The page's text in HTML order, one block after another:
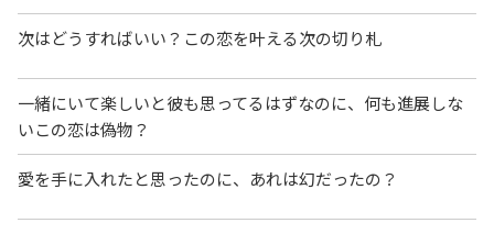
次はどうすればいい？この恋を叶える次の切り札
一緒にいて楽しいと彼も思ってるはずなのに、何も進展しな
いこの恋は偽物？
愛を手に入れたと思ったのに、あれは幻だったの？